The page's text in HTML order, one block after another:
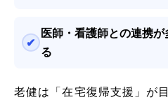
医師・看護師との連携
る
老健は「在宅復帰支援」が